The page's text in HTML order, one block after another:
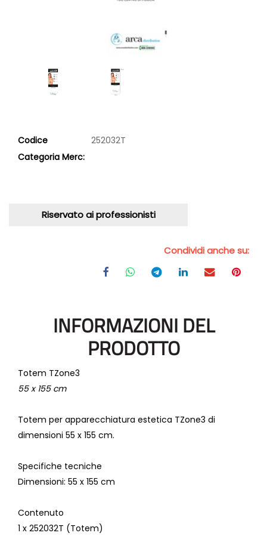
Codice
252032T
Categoria Merc:
Riservato ai professionisti
Condividi anche su:
INFORMAZIONI DEL
PRODOTTO
Totem TZone3
55 x 155 cm
Totem per apparecchiatura estetica TZone3 di
dimensioni 55 x 155 cm.
Specifiche tecniche
Dimensioni: 55 x 155 cm
Contenuto
1 x 252032T (Totem)